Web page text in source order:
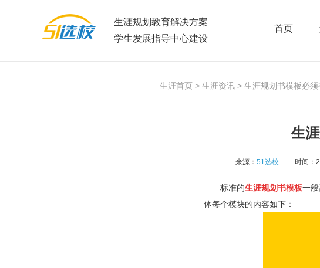
生涯规划教育解决方案
学生发展指导中心建设
首页
生涯首页 > 生涯资讯 > 生涯规划书模板必
生
来源： 51选校 时间：
标准的生涯规划书模板一
体每个模块的内容如下：